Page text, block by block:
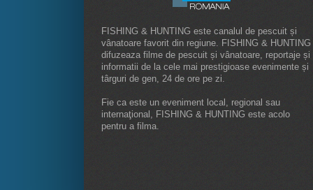
FISHING & HUNTING este canalul de pescuit și
vânatoare favorit din regiune. FISHING & HUNTING
difuzeaza filme de pescuit și vânatoare, reportaje și
informatii de la cele mai prestigioase evenimente și
târguri de gen, 24 de ore pe zi.
Fie ca este un eveniment local, regional sau
internaţional, FISHING & HUNTING este acolo
pentru a filma.